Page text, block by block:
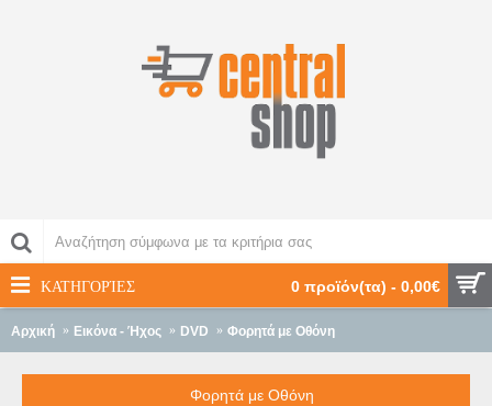
0 προϊόν(τα) - 0,00€
ΚΑΤΗΓΟΡΊΕΣ
Αρχική Εικόνα - Ήχος DVD Φορητά με Οθόνη
Φορητά με Οθόνη